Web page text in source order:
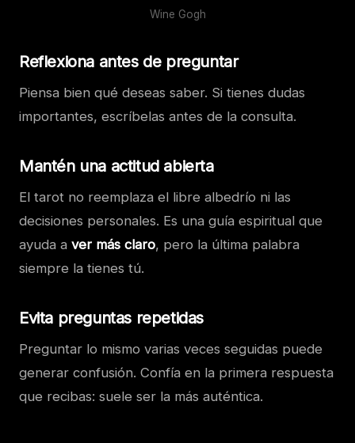
Wine Gogh
Reflexiona antes de preguntar
Piensa bien qué deseas saber. Si tienes dudas
importantes, escríbelas antes de la consulta.
Mantén una actitud abierta
El tarot no reemplaza el libre albedrío ni las
decisiones personales. Es una guía espiritual que
ayuda a ver más claro, pero la última palabra
siempre la tienes tú.
Evita preguntas repetidas
Preguntar lo mismo varias veces seguidas puede
generar confusión. Confía en la primera respuesta
que recibas: suele ser la más auténtica.